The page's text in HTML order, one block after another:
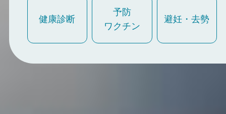
健康診断
予防
ワクチン
避妊・去勢